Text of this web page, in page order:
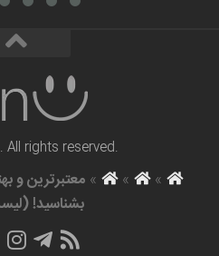
All rights reserved.
»
»
» معتبرترین و
بشناسید!